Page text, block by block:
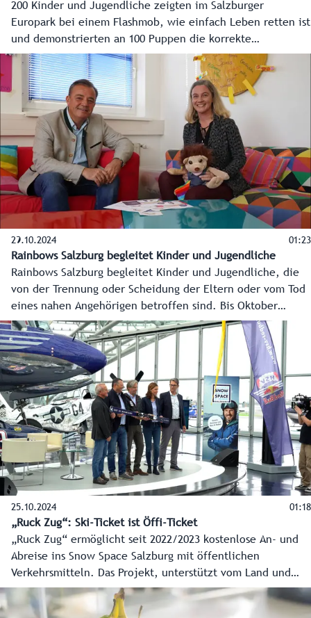
200 Kinder und Jugendliche zeigten im Salzburger
Europark bei einem Flashmob, wie einfach Leben retten ist
und demonstrierten an 100 Puppen die korrekte
Herzmassage. Ziel der Aktion: das Bewusstsein für Erste
Hilfe stärken und die Werbetrommel für die Initiative "Kids
save lifes" zu rühren, die vom Land Salzburg finanziert
wird. Bei "Kids save lifes" werden an Schulen im ganzen
Bundesland Kinder und Jugendliche in Erster Hilfe
trainiert.
29.10.2024 01:23
Rainbows Salzburg begleitet Kinder und Jugendliche
Rainbows Salzburg begleitet Kinder und Jugendliche, die
von der Trennung oder Scheidung der Eltern oder vom Tod
eines nahen Angehörigen betroffen sind. Bis Oktober
wurden 2024 rund 315 Kinder in allen sechs Bezirken des
Landes durch den Verein betreut. Landesrat Christian
Pewny hat sich bei einem Lokalaugenschein Ende Oktober
2024 vom professionellen Angebot von Rainbows
überzeugt. Das Land unterstützt den Verein 2024 mit rund
105.000 Euro.
25.10.2024 01:18
„Ruck Zug“: Ski-Ticket ist Öffi-Ticket
„Ruck Zug“ ermöglicht seit 2022/2023 kostenlose An- und
Abreise ins Snow Space Salzburg mit öffentlichen
Verkehrsmitteln. Das Projekt, unterstützt vom Land und
Verkehrsverbund Salzburg, hilft Staus zu vermeiden und
bietet eine entspannte Anreise. In der vergangenen Saison